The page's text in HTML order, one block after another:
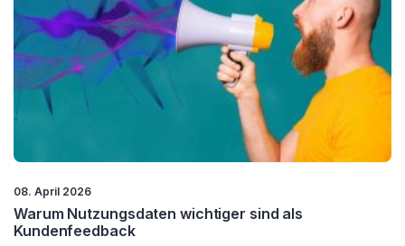
08. April 2026
Warum Nutzungsdaten wichtiger sind als
Kundenfeedback